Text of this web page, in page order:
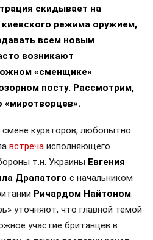
скидывает на
режима оружием,
всем новым
возникают
«сменщике»
посту. Рассмотрим,
«миротворцев».
кураторов, любопытно
встреча исполняющего
т.н. Украины Евгения
Драпатого с начальником
Ричардом Найтоном.
уточняют, что главной темой
участие британцев в